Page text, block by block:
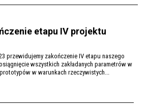
etapu IV projektu
przewidujemy zakończenie IV etapu naszego
wszystkich zakładanych parametrów w
w warunkach rzeczywistych...